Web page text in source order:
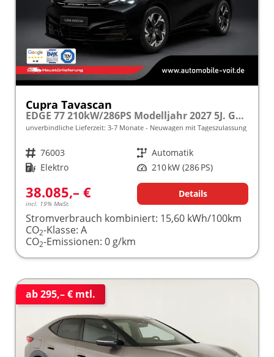
Cupra Tavascan
EDGE 77 210kW/286PS Modelljahr 2027 5J. Garantie Reichweite 553km frei konfigurierbar!
unverbindliche Lieferzeit: 3-7 Monate Neuwagen mit Tageszulassung
Fahrzeugnr. 76003 Getriebe Automatik
Kraftstoff Elektro Leistung 210 kW (286 PS)
38.085,– €
incl. 19% MwSt.
Details
Stromverbrauch kombiniert: 15,60 kWh/100km
CO2-Klasse: A
CO2-Emissionen: 0 g/km
ab 295,– € mtl.